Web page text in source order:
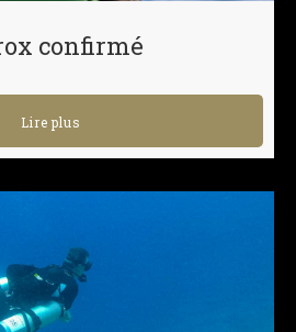
confirmé
Lire plus